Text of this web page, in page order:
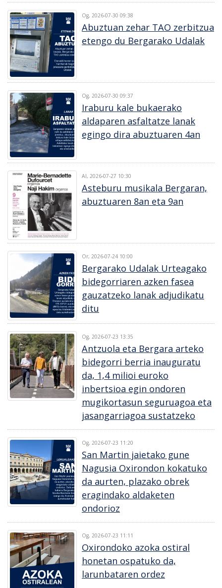
Og, 2026-07-30 09:38
Abuztuan zehar TAO zerbitzua
etengo du Bergarako Udalak
Og, 2026-07-30 09:37
Iraburu kale bukaerako
aldaparen asfaltatze lanak
egingo dira abuztuaren 4an
Al, 2026-07-27 10:30
Asteburu musikala Bergaran,
abuztuaren 8an eta 9an
Or, 2026-07-24 10:00
Bergarako Udalak Urteagako
bidegorriaren azken fasea
gauzatzeko lanak adjudikatu
ditu
Og, 2026-07-23 13:35
Antzuola eta Bergara arteko
bidegorri berria inauguratu
da, 1,4 milioi euroko
inbertsioa egin ondoren
mugikortasun seguruagoa eta
jasangarriagoa sustatzeko
Og, 2026-07-23 11:20
San Martin jaietako gune
Nagusia Oxirondon kokatuko
da aurten, plazako obrek
eragindako aldaketen
ondorioz
Og, 2026-07-23 11:11
Oxirondoko azoka ostiral
honetan ospatuko da,
larunbataren ordez